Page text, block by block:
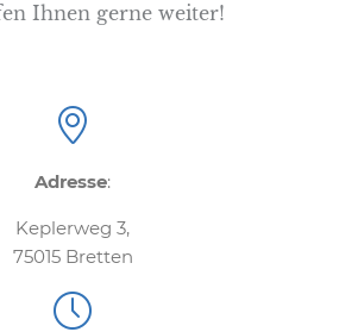
Ihnen gerne weiter!

Adresse:
Keplerweg 3,
75015 Bretten
